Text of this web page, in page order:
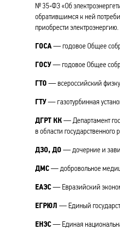
№ 35‑ФЗ «Об
обратившимся к ней
приобрести электроэнергию.
ГОСА— годовое Общее
ГОСУ— годовое Общее
ГТО — всероссийский
ГТУ— газотурбинная
ДГРТ КК— Департамент
в области
ДЗО, ДО — дочерние и
ДМС— добровольное
ЕАЭС— Евразийский
ЕГРЮЛ — Единый
ЕНЭС— Единая